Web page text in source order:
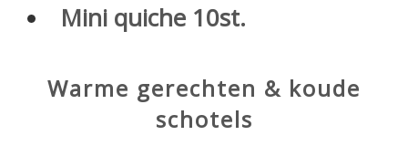
Mini quiche 10st.
Warme gerechten & koude
schotels